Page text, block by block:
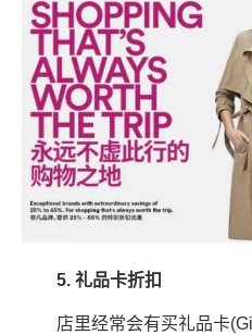
5. 礼品卡折扣
店里经常会有买礼品卡